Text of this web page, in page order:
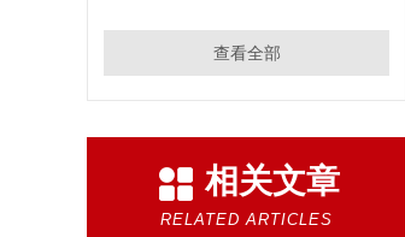
查看全部
相关文章
RELATED ARTICLES